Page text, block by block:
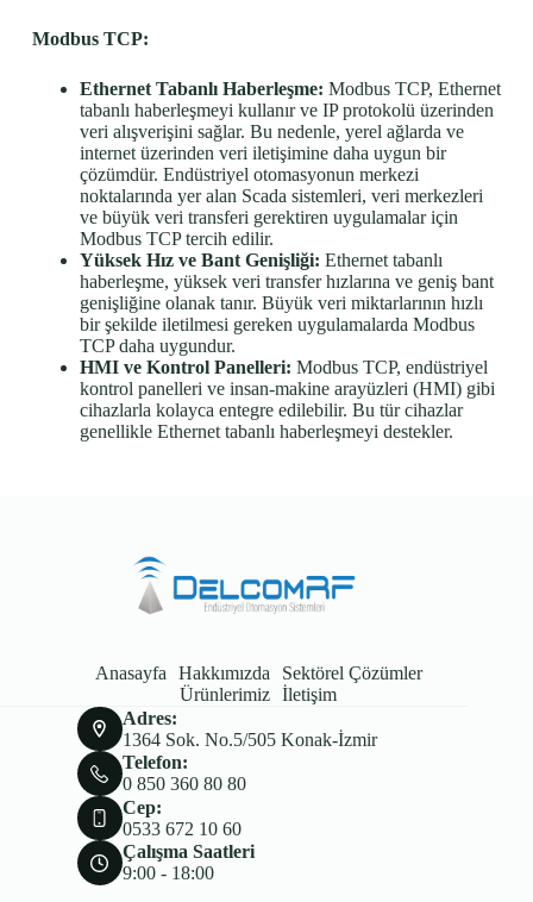
Modbus TCP:
Ethernet Tabanlı Haberleşme: Modbus TCP, Ethernet
tabanlı haberleşmeyi kullanır ve IP protokolü üzerinden
veri alışverişini sağlar. Bu nedenle, yerel ağlarda ve
internet üzerinden veri iletişimine daha uygun bir
çözümdür. Endüstriyel otomasyonun merkezi
noktalarında yer alan Scada sistemleri, veri merkezleri
ve büyük veri transferi gerektiren uygulamalar için
Modbus TCP tercih edilir.
Yüksek Hız ve Bant Genişliği: Ethernet tabanlı
haberleşme, yüksek veri transfer hızlarına ve geniş bant
genişliğine olanak tanır. Büyük veri miktarlarının hızlı
bir şekilde iletilmesi gereken uygulamalarda Modbus
TCP daha uygundur.
HMI ve Kontrol Panelleri: Modbus TCP, endüstriyel
kontrol panelleri ve insan-makine arayüzleri (HMI) gibi
cihazlarla kolayca entegre edilebilir. Bu tür cihazlar
genellikle Ethernet tabanlı haberleşmeyi destekler.
Anasayfa Hakkımızda
Sektörel Çözümler
Ürünlerimiz İletişim
Adres:
1364 Sok. No.5/505 Konak-İzmir
Telefon:
0 850 360 80 80
Cep:
0533 672 10 60
Çalışma Saatleri
9:00 - 18:00